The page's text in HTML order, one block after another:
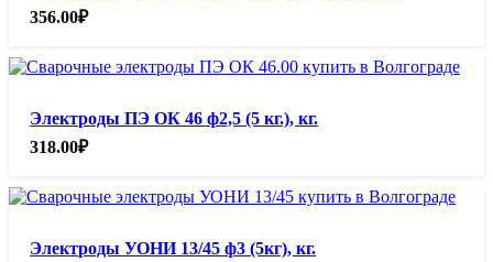
356.00₽
Электроды ПЭ ОК 46 ф2,5 (5 кг.), кг.
318.00₽
Электроды УОНИ 13/45 ф3 (5кг), кг.